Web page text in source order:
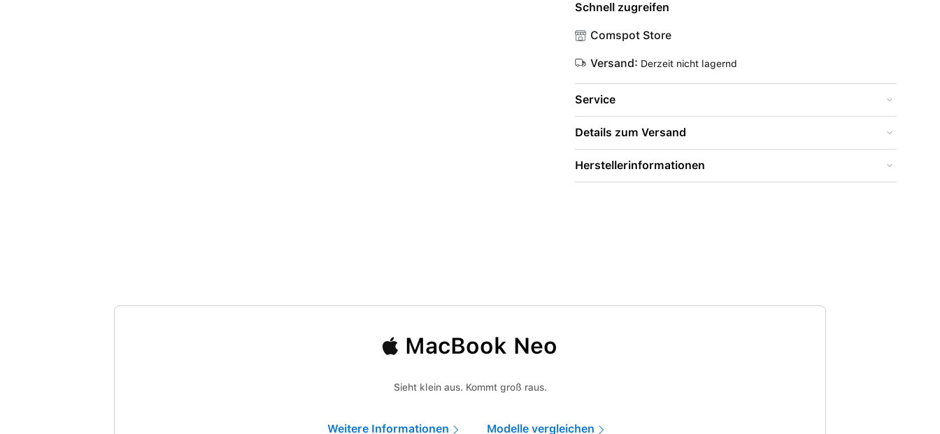
Schnell zugreifen
Comspot Store
Versand: Derzeit nicht lagernd
Service
Details zum Versand
Herstellerinformationen
MacBook Neo
Sieht klein aus. Kommt groß raus.
Weitere Informationen Modelle vergleichen